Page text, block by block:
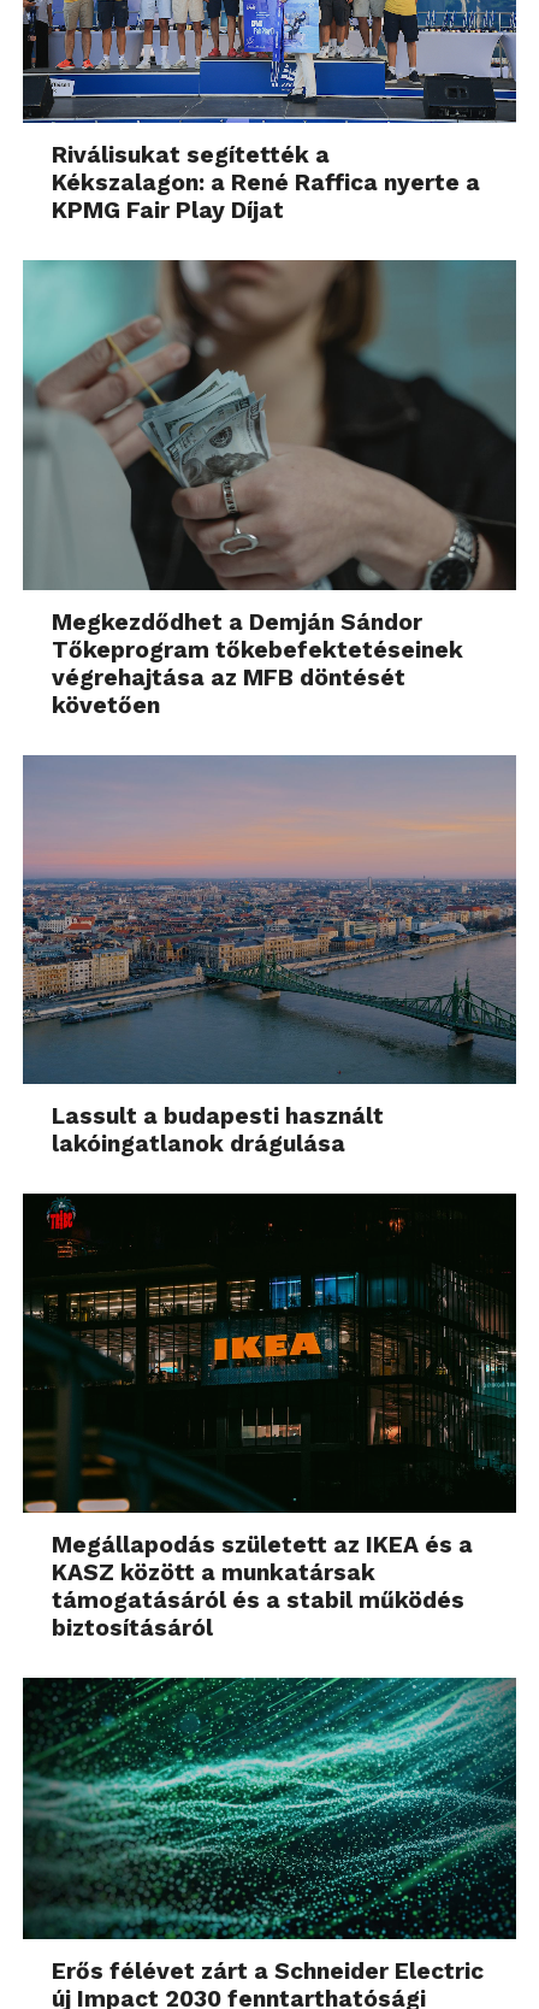
Riválisukat segítették a
Kékszalagon: a René Raffica nyerte a
KPMG Fair Play Díjat
Megkezdődhet a Demján Sándor
Tőkeprogram tőkebefektetéseinek
végrehajtása az MFB döntését
követően
Lassult a budapesti használt
lakóingatlanok drágulása
Megállapodás született az IKEA és a
KASZ között a munkatársak
támogatásáról és a stabil működés
biztosításáról
Erős félévet zárt a Schneider Electric
új Impact 2030 fenntarthatósági